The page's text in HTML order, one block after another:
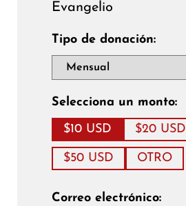
Evangelio
Tipo de donación:
Selecciona un monto:
$10 USD $20 USD
$50 USD OTRO
Correo electrónico: